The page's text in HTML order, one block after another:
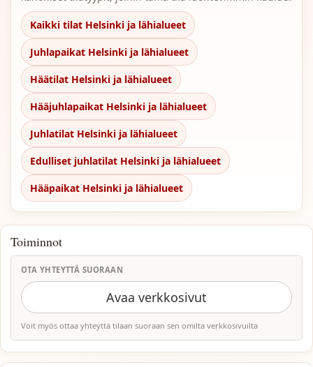
Kaikki tilat Helsinki ja lähialueet
Juhlapaikat Helsinki ja lähialueet
Häätilat Helsinki ja lähialueet
Hääjuhlapaikat Helsinki ja lähialueet
Juhlatilat Helsinki ja lähialueet
Edulliset juhlatilat Helsinki ja lähialueet
Hääpaikat Helsinki ja lähialueet
Toiminnot
OTA YHTEYTTÄ SUORAAN
Avaa verkkosivut
Voit myös ottaa yhteyttä tilaan suoraan sen omilta verkkosivuilta